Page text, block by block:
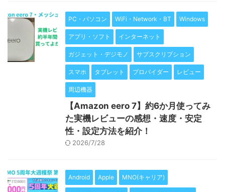
PC・パソコン WiFi・Network・BT Windows
アプリ・ソフト インターネット
ガジェット・デジモノ サブスクリプション
スマホ タブレット プロバイダー レビュー
周辺機器
【Amazon eero 7】約6か月使ってみ
た実機レビューの感想・速度・安定
性・設定方法を紹介！
2026/7/28
Android Apple MNO(キャリア)